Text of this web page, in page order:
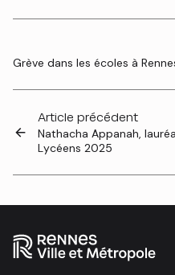
Article précédent
Nathacha Appanah,
Lycéens 2025
Grève dans les écoles à